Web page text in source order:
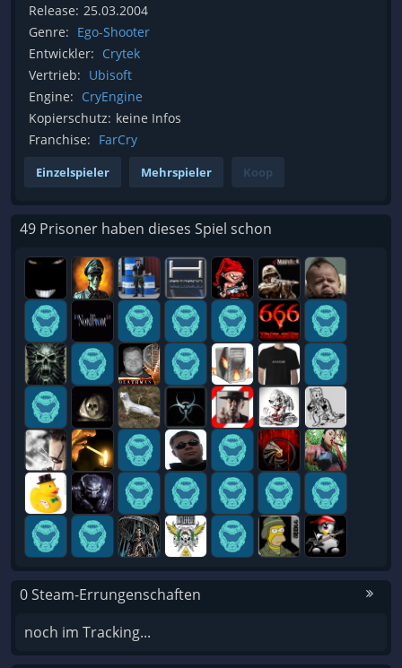
Release: 25.03.2004
Genre: Ego-Shooter
Entwickler: Crytek
Vertrieb: Ubisoft
Engine: CryEngine
Kopierschutz: keine Infos
Franchise: FarCry
Einzelspieler Mehrspieler Koop
49 Prisoner haben dieses Spiel schon
0 Steam-Errungenschaften
noch im Tracking...